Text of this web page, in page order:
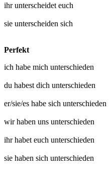
ihrunterscheidet euch
sie unterscheiden sich
Perfekt
ich habe mich unterschieden
du habest dich unterschieden
er/sie/es habe sich unterschieden
wir haben uns unterschieden
ihr habet euch unterschieden
sie haben sich unterschieden